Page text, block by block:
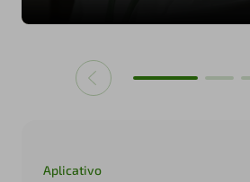
Aplicativo